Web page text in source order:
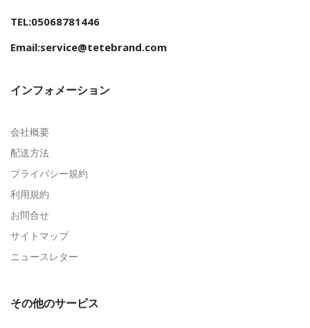
TEL:05068781446
Email:service@tetebrand.com
インフォメーション
会社概要
配送方法
プライバシー規約
利用規約
お問合せ
サイトマップ
ニュースレター
その他のサービス